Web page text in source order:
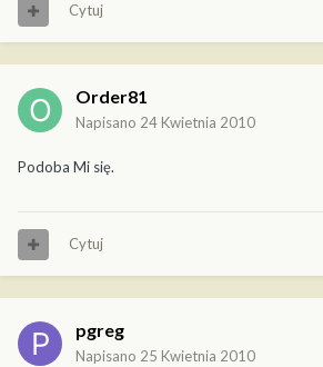
Cytuj
Order81
Napisano 24 Kwietnia 2010
Podoba Mi się.
Cytuj
pgreg
Napisano 25 Kwietnia 2010